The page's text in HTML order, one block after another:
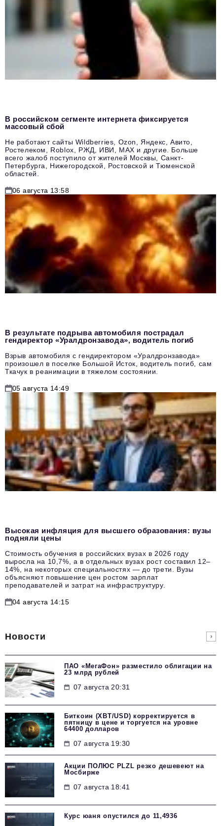
В российском сегменте интернета фиксируется
массовый сбой
Не работают сайты Wildberries, Ozon, Яндекс, Авито,
Ростелеком, Roblox, РЖД, ИВИ, MAX и другие. Больше
всего жалоб поступило от жителей Москвы, Санкт-
Петербурга, Нижегородской, Ростовской и Тюменской
областей.
06 августа 13:58
В результате подрыва автомобиля пострадал
гендиректор «Уралдронзавода», водитель погиб
Взрыв автомобиля с гендиректором «Уралдронзавода»
произошел в поселке Большой Исток, водитель погиб, сам
Ткачук в реанимации в тяжелом состоянии.
05 августа 14:49
Высокая инфляция для высшего образования: вузы
подняли цены
Стоимость обучения в российских вузах в 2026 году
выросла на 10,7%, а в отдельных вузах рост составил 12–
14%, на некоторых специальностях — до трети. Вузы
объясняют повышение цен ростом зарплат
преподавателей и затрат на инфраструктуру.
04 августа 14:15
Новости
ПАО «МегаФон» разместило облигации на
23 млрд рублей
07 августа 20:31
Биткоин (XBT/USD) корректируется в
пятницу в цене и торгуется на уровне
64400 долларов
07 августа 19:30
Акции ПОЛЮС PLZL резко дешевеют на
Мосбирже
07 августа 18:41
Курс юаня опустился до 11,4936